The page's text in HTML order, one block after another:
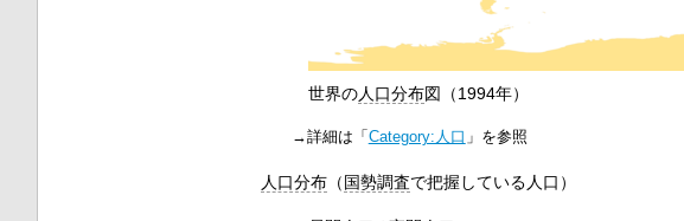
世界の人口分布図（1994年）
→詳細は「 Category:人口 」を参照
人口分布（国勢調査で把握している人口）